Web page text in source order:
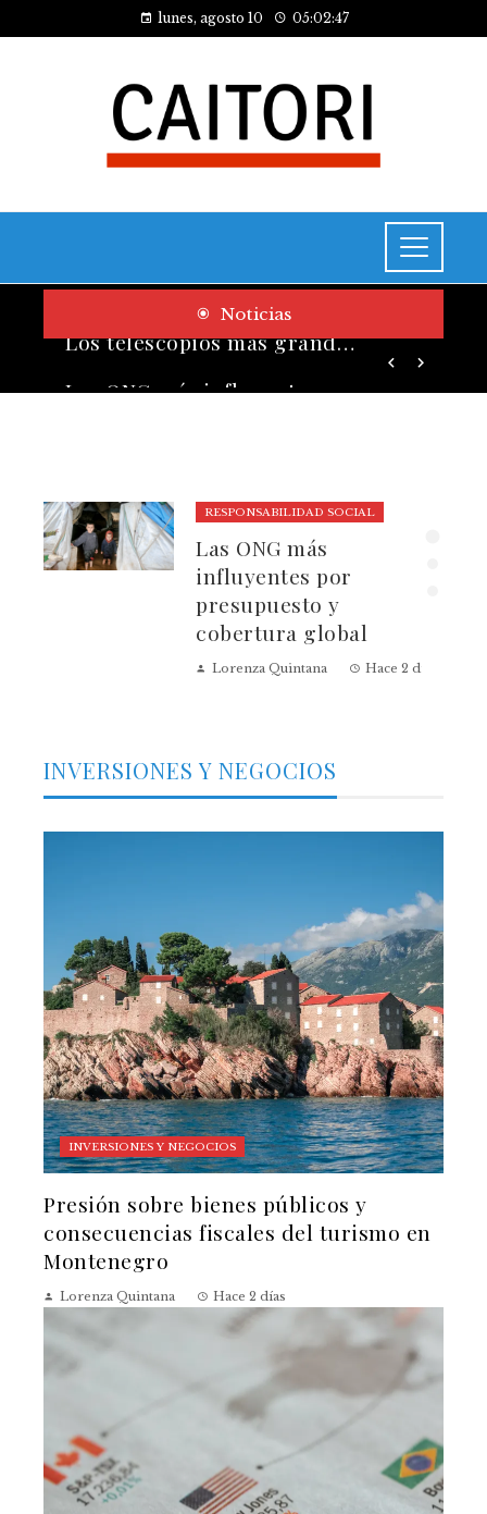
lunes, agosto 10 05:02:48
Noticias
RESPONSABILIDAD SOCIAL
Las ONG más
influyentes por
presupuesto y
cobertura global
Lorenza Quintana Hace 2 días
INVERSIONES Y NEGOCIOS
INVERSIONES Y NEGOCIOS
Presión sobre bienes públicos y
consecuencias fiscales del turismo en
Montenegro
Lorenza Quintana Hace 2 días